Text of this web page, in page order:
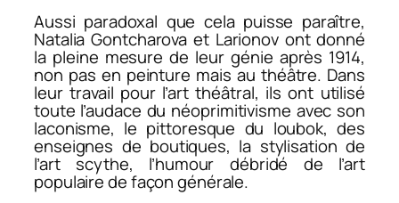
Aussi paradoxal que cela puisse paraître,
Natalia Gontcharova et Larionov ont donné
la pleine mesure de leur génie après 1914,
non pas en peinture mais au théâtre. Dans
leur travail pour l’art théâtral, ils ont utilisé
toute l’audace du néoprimitivisme avec son
laconisme, le pittoresque du loubok, des
enseignes de boutiques, la stylisation de
l’art scythe, l’humour débridé de l’art
populaire de façon générale.